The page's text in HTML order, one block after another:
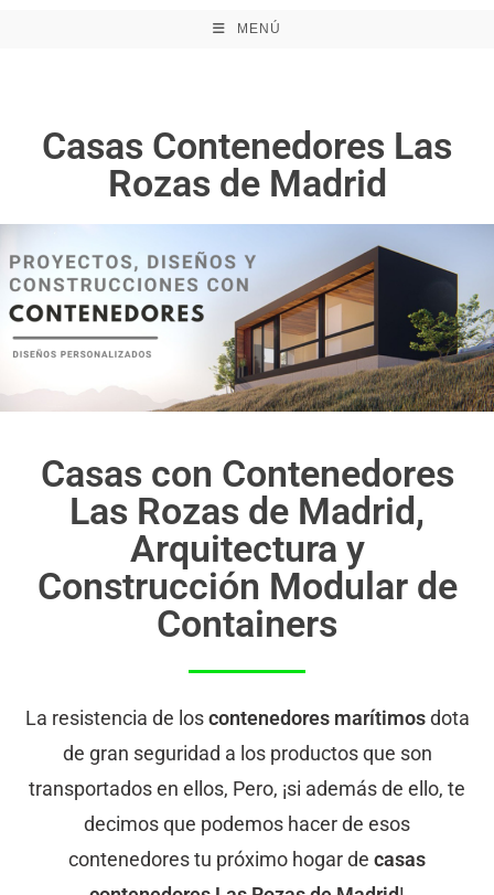
MENÚ
Casas Contenedores Las
Rozas de Madrid
Casas con Contenedores
Las Rozas de Madrid,
Arquitectura y
Construcción Modular de
Containers
La resistencia de loscontenedores marítimosdota
de gran seguridad a los productos que son
transportados en ellos, Pero, ¡si además de ello, te
decimos que podemos hacer de esos
contenedores tu próximo hogar de casas